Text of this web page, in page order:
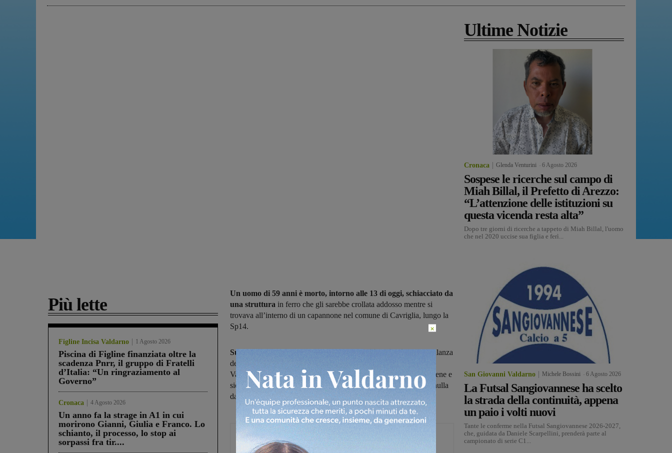
Più lette
Figline Incisa Valdarno 1 Agosto 2026
Piscina di Figline finanziata oltre la
scadenza Pnrr, il gruppo di Fratelli
d’Italia: “Un ringraziamento al
Governo”
Cronaca 4 Agosto 2026
Un anno fa la strage in A1 in cui
morirono Gianni, Giulia e Franco. Lo
schianto, il processo, lo stop ai
sorpassi fra tir....
Un uomo di 59 anni è morto, intorno alle 13 di oggi, schiacciato da
una struttura in ferro che gli sarebbe crollata addosso mentre si
trovava all’interno di un capannone nel comune di Cavriglia, lungo la
Sp14.
Sul posto, per i soccorsi, erano intervenuti i sanitaridell’ambulanza
della Misericordia di San Giovanni Valdarno, l’automedica del
Valdarno, i Vigili d fuoco di Montevarchi, l’unità Prevenzione Igiene e
sicurezza nei luoghi di lavoro della Asl. Purtroppo non c’era più nulla
da fare.
Glenda Venturini
Ultime Notizie
Cronaca Glenda Venturini 6 Agosto 2026
Sospese le ricerche sul campo di
Miah Billal, il Prefetto di Arezzo:
“L’attenzione delle istituzioni su
questa vicenda resta alta”
Dopo tre giorni di ricerche a tappeto di Miah Billal, l'uomo
che nel 2020 uccise sua figlia e ferì...
San Giovanni Valdarno Michele Bossini 6 Agosto 2026
La Futsal Sangiovannese ha scelto
la strada della continuità, appena
un paio i volti nuovi
Tante le conferme nella Futsal Sangiovannese 2026-2027,
che, guidata da Daniele Scarpellini, prenderà parte al
campionato di serie C1...
×